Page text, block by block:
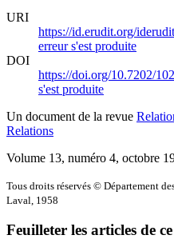
URI
https://id.erudit.org/
erreur s'est produite
DOI
https://doi.org/10.7202/
s'est produite
Un document de la revue
Relations
Volume 13, numéro 4, octobre
Tous droits réservés © Département
Laval, 1958
Feuilleter les articles de